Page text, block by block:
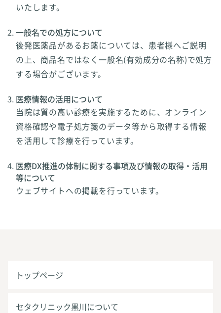
いたします。
一般名での処方について
後発医薬品があるお薬については、患者様へご説明
の上、商品名ではなく一般名(有効成分の名称)で処方
する場合がございます。
医療情報の活用について
当院は質の高い診療を実施するために、オンライン
資格確認や電子処方箋のデータ等から取得する情報
を活用して診療を行っています。
医療DX推進の体制に関する事項及び情報の取得・活用
等について
ウェブサイトへの掲載を行っています。
トップページ
セタクリニック黒川について